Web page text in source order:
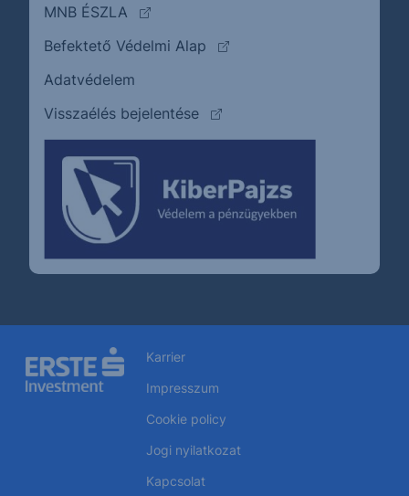
MNB ÉSZLA
(külső oldalra ugrik)
Befektető Védelmi Alap
(külső oldalra ugrik)
Adatvédelem
Visszaélés bejelentése
(külső oldalra ugrik)
Karrier
Impresszum
Cookie policy
Jogi nyilatkozat
Kapcsolat